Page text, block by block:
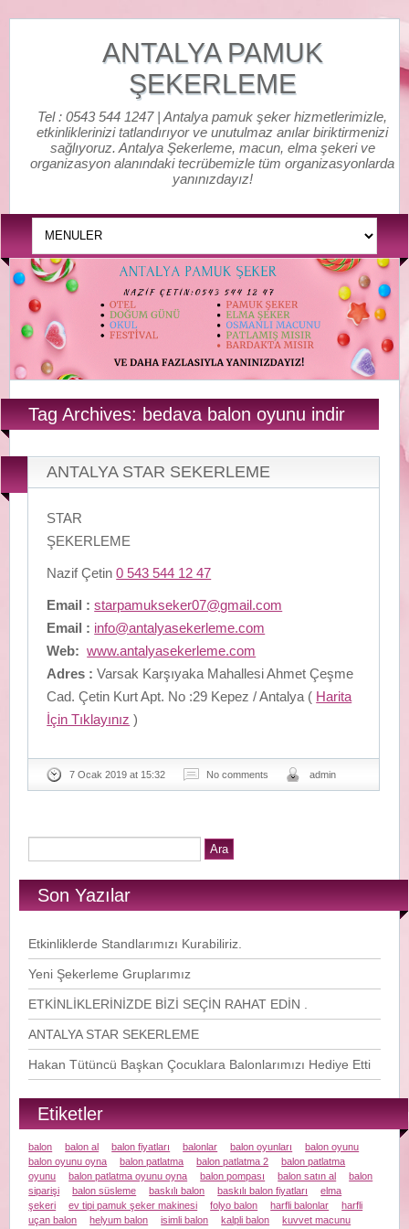
ANTALYA PAMUK
ŞEKERLEME
Tel : 0543 544 1247 | Antalya pamuk şeker hizmetlerimizle,
etkinliklerinizi tatlandırıyor ve unutulmaz anılar biriktirmenizi
sağlıyoruz. Antalya Şekerleme, macun, elma şekeri ve
organizasyon alanındaki tecrübemizle tüm organizasyonlarda
yanınızdayız!
Tag Archives: bedava balon oyunu indir
ANTALYA STAR SEKERLEME
STAR
ŞEKERLEME
Nazif Çetin0 543 544 12 47
Email : starpamukseker07@gmail.com
Email : info@antalyasekerleme.com
Web: www.antalyasekerleme.com
Adres : Varsak Karşıyaka Mahallesi Ahmet Çeşme
Cad. Çetin Kurt Apt. No :29 Kepez / Antalya ( Harita
İçin Tıklayınız )
7 Ocak 2019 at 15:32 No comments admin
Son Yazılar
Etkinliklerde Standlarımızı Kurabiliriz.
Yeni Şekerleme Gruplarımız
ETKİNLİKLERİNİZDE BİZİ SEÇİN RAHAT EDİN .
ANTALYA STAR SEKERLEME
Hakan Tütüncü Başkan Çocuklara Balonlarımızı Hediye Etti
Etiketler
balon balon al balon fiyatları balonlar balon oyunları
balon oyunu
balon oyunu oyna
balon patlatma balon patlatma 2
balon patlatma
oyunu
balon patlatma oyunu oyna balon pompası balon satın al
balon
siparişi
balon süsleme baskılı balon baskılı balon fiyatları
elma
şekeri
ev tipi pamuk şeker makinesi folyo balon harfli balonlar
harfli
uçan balon
helyum balon isimli balon kalpli balon
kuvvet macunu